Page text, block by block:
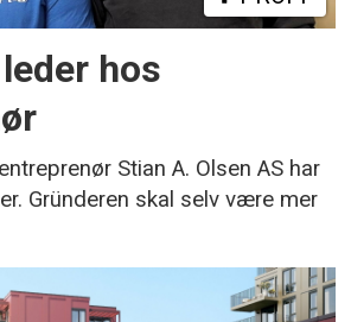
hos
Stian A. Olsen AS har
Gründeren skal selv være mer